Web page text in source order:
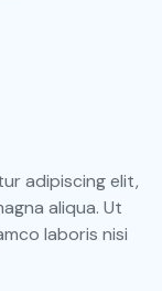
adipiscing elit,
aliqua. Ut
laboris nisi